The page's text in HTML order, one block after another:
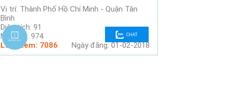
Vị trí: Thành Phố Hồ Chí Minh - Quận Tân
Bình
Diện tích: 91
Mã BĐS: 974
Lượt xem: 7086
Ngày đăng: 01-02-2018
CHAT